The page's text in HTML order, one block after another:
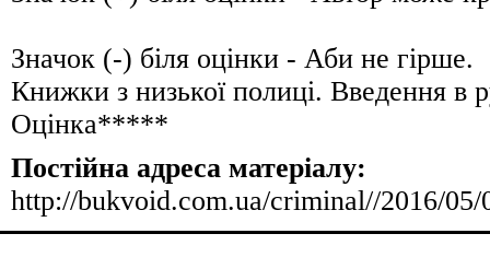
Значок (-) біля оцінки - Аби не
Книжки з низької полиці.
Оцінка*****
Постійна адреса матеріалу:
http://bukvoid.com.ua/criminal//2016/05/